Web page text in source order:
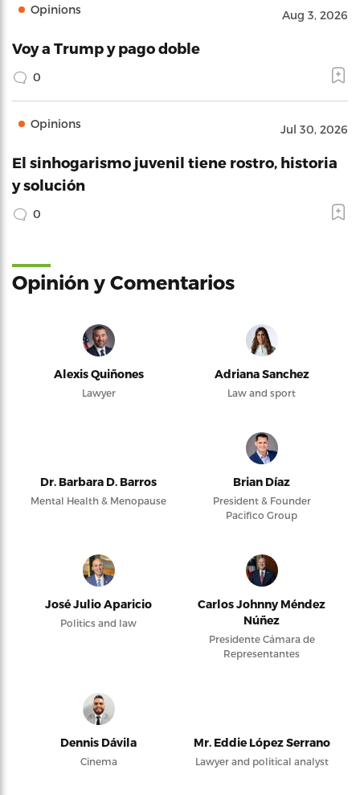
Opinions Aug 3, 2026
Voy a Trump y pago doble
0
Opinions Jul 30, 2026
El sinhogarismo juvenil tiene rostro, historia
y solución
0
Opinión y Comentarios
Alexis Quiñones
Lawyer
Adriana Sanchez
Law and sport
Dr. Barbara D. Barros
Mental Health & Menopause
Brian Díaz
President & Founder
Pacifico Group
José Julio Aparicio
Politics and law
Carlos Johnny Méndez
Núñez
Presidente Cámara de
Representantes
Dennis Dávila
Cinema
Mr. Eddie López Serrano
Lawyer and political analyst